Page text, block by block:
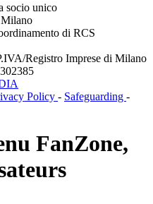
socio unico
Milano
di RCS
Registro Imprese di Milano
Policy - Safeguarding -
FanZone,